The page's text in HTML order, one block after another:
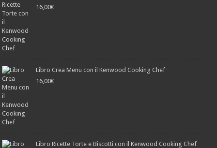
16,00€
Libro Crea Menu con il Kenwood Cooking Chef
16,00€
Libro Ricette Torte e Biscotti con il Kenwood Cooking Chef